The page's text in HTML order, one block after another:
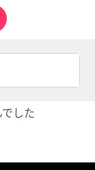
した